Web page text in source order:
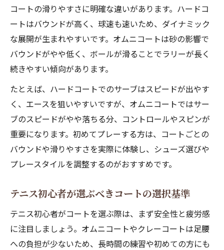
コートの滑りやすさに明確な違いがあります。ハードコ
ートはバウンドが高く、球速も速いため、ダイナミック
な展開が生まれやすいです。オムニコートは砂の影響で
バウンドがやや低く、ボールが滑ることでラリーが長く
続きやすい傾向があります。
たとえば、ハードコートでのサーブはスピードが出やす
く、エースを狙いやすいですが、オムニコートではサー
ブのスピードがやや落ちる分、コントロールやスピンが
重要になります。初めてプレーする方は、コートごとの
バウンドや滑りやすさを実際に体験し、シューズ選びや
プレースタイルを調整するのがおすすめです。
テニス初心者が選ぶべきコートの選択基準
テニス初心者がコートを選ぶ際は、まず安全性と疲労感
に注目しましょう。オムニコートやクレーコートは足腰
への負担が少ないため、長時間の練習や初めての方にも